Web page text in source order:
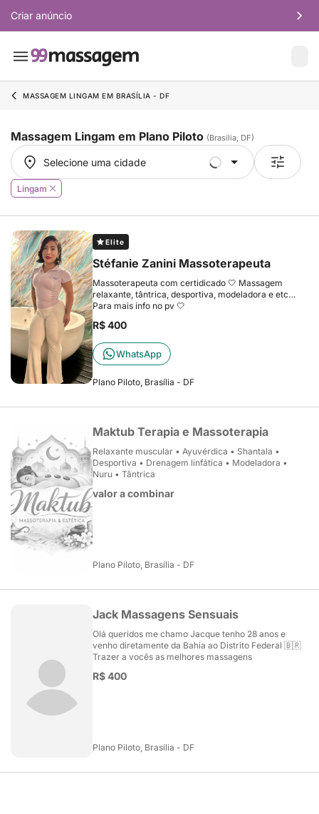
Criar anúncio
MASSAGEM LINGAM EM BRASÍLIA - DF
Massagem Lingam em Plano Piloto (Brasília, DF)
Selecione uma cidade
Selecione uma cidade
Lingam
Elite
Stéfanie Zanini Massoterapeuta
Massoterapeuta com certidicado 🤍 Massagem
relaxante, tântrica, desportiva, modeladora e etc…
Para mais info no pv 🤍
R$ 400
WhatsApp
Plano Piloto, Brasília - DF
Maktub Terapia e Massoterapia
Relaxante muscular • Ayuvérdica • Shantala •
Desportiva • Drenagem linfática • Modeladora •
Nuru • Tântrica
valor a combinar
Plano Piloto, Brasília - DF
Jack Massagens Sensuais
Olá queridos me chamo Jacque tenho 28 anos e
venho diretamente da Bahia ao Distrito Federal 🇧🇷
Trazer a vocês as melhores massagens
R$ 400
Plano Piloto, Brasília - DF